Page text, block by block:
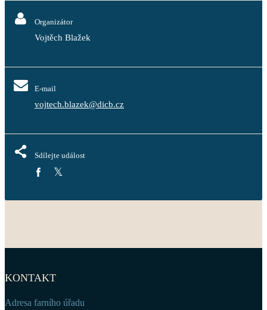
Organizátor
Vojtěch Blažek
E-mail
vojtech.blazek@dicb.cz
Sdílejte událost
KONTAKT
Adresa farního úřadu